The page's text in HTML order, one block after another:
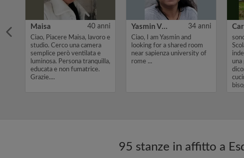
Maisa 40 anni
Ciao, Piacere Maisa, lavoro e
studio. Cerco una camera
semplice però ventilata e
luminosa. Persona tranquilla,
educata e non fumatrice.
Grazie....
Yasmin Vhora 34 anni
Ciao, I am Yasmin and
looking for a shared room
near sapienza university of
rome ...
una
95 stanze in affitto a